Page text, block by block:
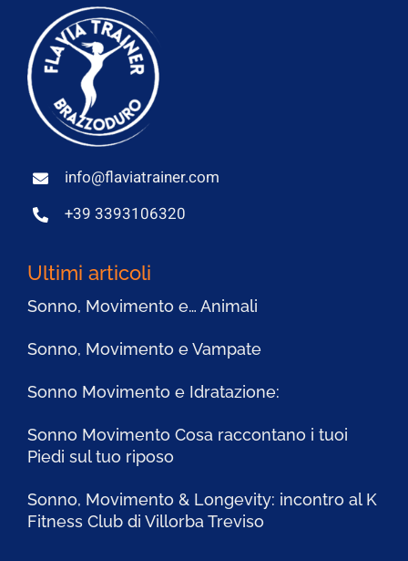
info@flaviatrainer.com
+39 3393106320
Ultimi articoli
Sonno, Movimento e… Animali
Sonno, Movimento e Vampate
Sonno Movimento e Idratazione:
Sonno Movimento Cosa raccontano i tuoi
Piedi sul tuo riposo
Sonno, Movimento & Longevity: incontro al K
Fitness Club di Villorba Treviso